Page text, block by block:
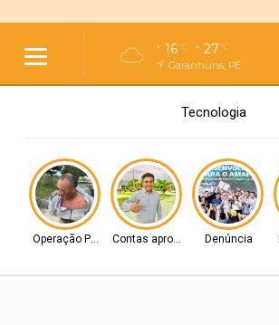
16°C 27°C
Garanhuns, PE
Tecnologia
Operação PolicialContas aprovadas Denúncia